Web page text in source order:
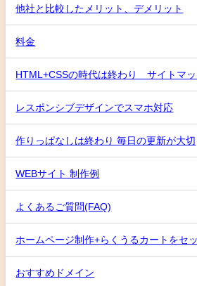
他社と比較したメリット、デメリット
料金
HTML+CSSの時代は終わり サイトマ
レスポンシブデザインでスマホ対応
作りっぱなしは終わり 毎日の更新が大切
WEBサイト 制作例
よくあるご質問(FAQ)
ホームページ制作+らくうるカートをセ
おすすめドメイン